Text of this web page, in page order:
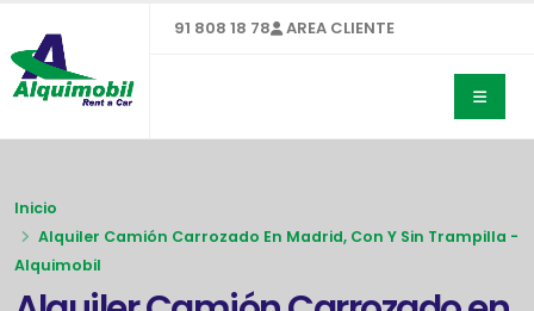
91 808 18 78 AREA CLIENTE
Inicio
Alquiler Camión Carrozado En Madrid, Con Y Sin Trampilla -
Alquimobil